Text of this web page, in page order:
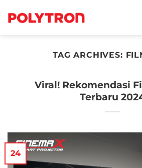
TAG ARCHIVES:
Viral! Rekomendasi
Terbaru
24